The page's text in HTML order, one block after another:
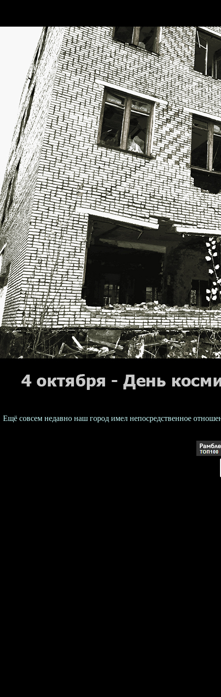
Ещё совсем недавно наш город имел непосредственное